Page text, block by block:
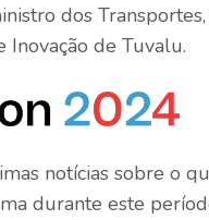
dos
Inovação de Tuvalu.
notícias sobre o
durante este